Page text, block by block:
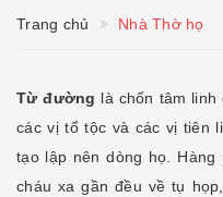
Trang chủ Nhà Thờ họ
Từ đường là chốn tâm
các vị tổ tộc và các vị tiên
tạo lập nên dòng họ.
cháu xa gần đều về tụ